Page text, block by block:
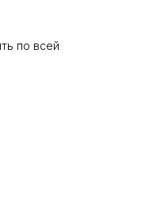
по всей